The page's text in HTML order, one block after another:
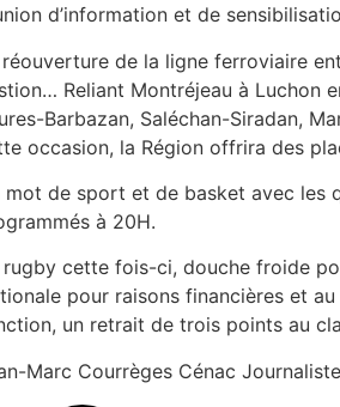
d’information et de
réouverture de la ligne ferroviaire
Reliant Montréjeau à Luchon
Barbazan, Saléchan-Siradan,
occasion, la Région offrira des
mot de sport et de basket avec les
à 20H.
rugby cette fois-ci, douche froide
pour raisons financières et
un retrait de trois points au
Marc Courrèges Cénac